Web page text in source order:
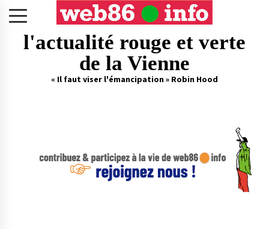
l'actualité rouge et verte
de la Vienne
« Il faut viser l'émancipation » Robin Hood